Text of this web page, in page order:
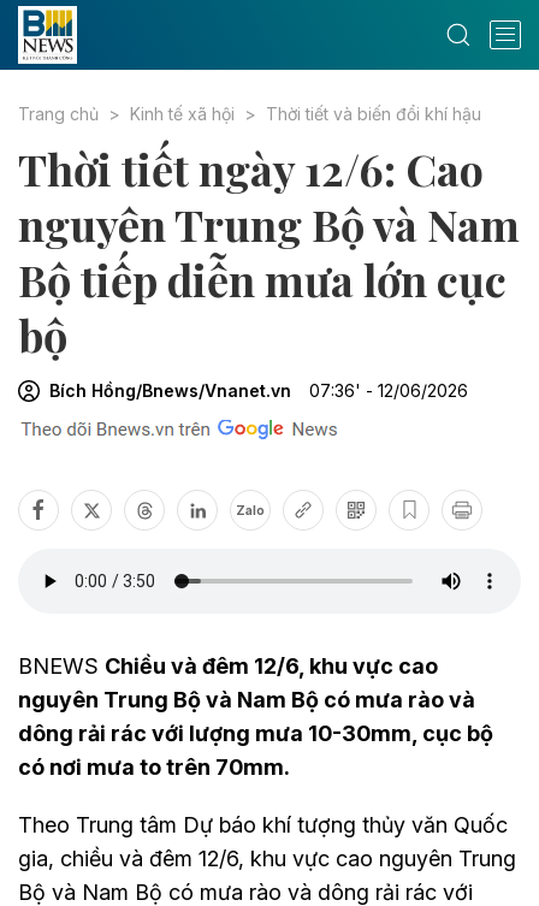
Trang chủ Kinh tế xã hội Thời tiết và biến đổi khí hậu
Thời tiết ngày 12/6: Cao
nguyên Trung Bộ và Nam
Bộ tiếp diễn mưa lớn cục
bộ
Bích Hồng/Bnews/Vnanet.vn 07:36' - 12/06/2026
Zalo
BNEWS Chiều và đêm 12/6, khu vực cao
nguyên Trung Bộ và Nam Bộ có mưa rào và
dông rải rác với lượng mưa 10-30mm, cục bộ
có nơi mưa to trên 70mm.
Theo Trung tâm Dự báo khí tượng thủy văn Quốc
gia, chiều và đêm 12/6, khu vực cao nguyên Trung
Bộ và Nam Bộ có mưa rào và dông rải rác với